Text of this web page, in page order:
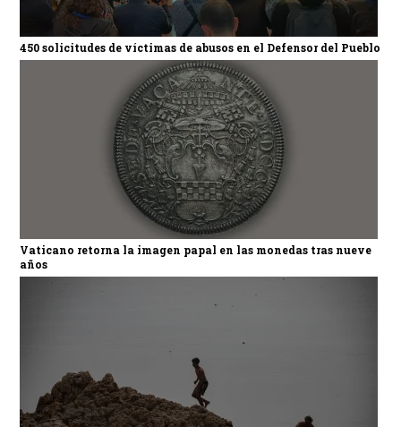
450 solicitudes de víctimas de abusos en el Defensor del Pueblo
Vaticano retorna la imagen papal en las monedas tras nueve
años